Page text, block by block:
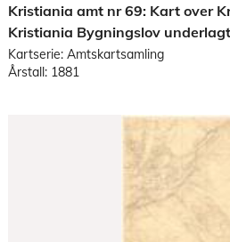
Kristiania amt nr 69: Kart over
Kristiania Bygningslov
Kartserie: Amtskartsamling
Årstall: 1881